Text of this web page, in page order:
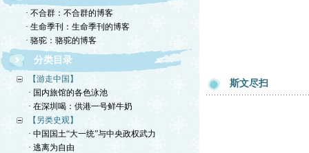
· 不合群：不合群的博客
· 生命季刊：生命季刊的博客
· 骆驼：骆驼的博客
分类目录
【游走中国】
· 国内旅馆的各色泳池
· 在深圳喝：供港一号鲜牛奶
【另类史观】
· 中国国土“大一统”与中央政权武力
· 逃离为自由
斯文尽扫